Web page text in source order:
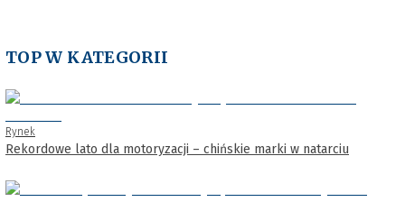
TOP W KATEGORII
Rynek
Rekordowe lato dla motoryzacji – chińskie marki w natarciu